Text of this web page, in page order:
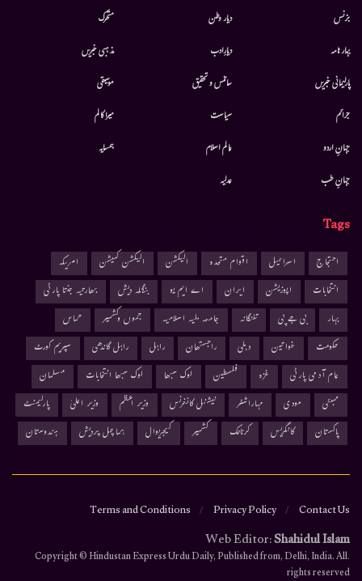
بزنس
بہار نامہ
پارلیمانی خبریں
جرائم
جہانِ اردو
جہانِ طب
دیار وطن
دیارِادب
سائنس و تحقیق
سیاست
عالم اسلام
عدلیہ
متحرك
مذہبی خبریں
موسيقى
میرا کالم
ہمسایہ
Tags
احتجاج اسرائیل اقوام متحدہ الیکشن الیکشن کمیشن
امریکہ
انتخابات
اپوزیشن ایران اے ایم یو بنگلہ دیش
بھارتیہ جنتا پارٹی
بہار
بی جے پی تلنگانہ جامعہ ملیہ اسلامیہ جموں وکشمیر
حماس
حکومت
خواتین دہلی راجستھان راہل راہل گاندھی
سپریم کورٹ
عام آدمی پارٹی
غزہ فلسطین لوک سبھا لوک سبھا انتخابات
مسلمان
ممبئی
مودی مہاراشٹر نیشنل کانفرنس وزیر اعظم وزیر اعلیٰ
پارلیمنٹ
پاکستان
کانگریس کرناٹک کشمیر کیجریوال ہماچل پردیش ہندوستان
Contact Us
Privacy Policy
Terms and Conditions
Web Editor:Shahidul Islam
.Copyright © Hindustan Express Urdu Daily, Published from, Delhi, India. All
rights reserved